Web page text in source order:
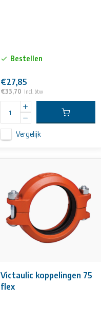
Bestellen
€27,85
€33,70 Incl. btw
Vergelijk
Victaulic koppelingen 75
flex